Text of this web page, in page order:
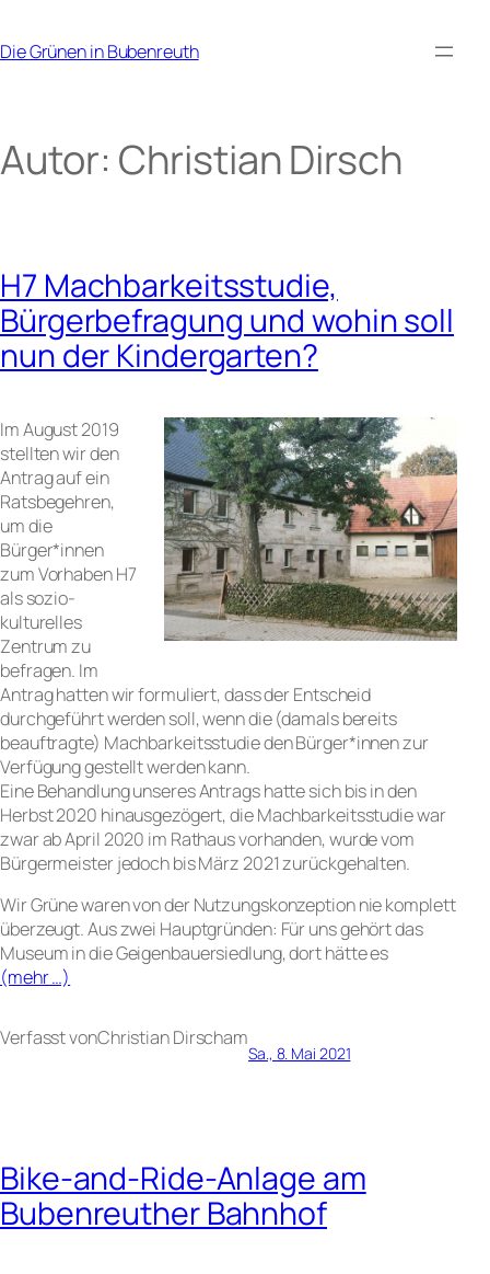
springen
Die Grünen in Bubenreuth
Autor: Christian Dirsch
H7 Machbarkeitsstudie,
Bürgerbefragung und wohin soll
nun der Kindergarten?
Im August 2019
stellten wir den
Antrag auf ein
Ratsbegehren,
um die
Bürger*innen
zum Vorhaben H7
als sozio-
kulturelles
Zentrum zu
befragen. Im
Antrag hatten wir formuliert, dass der Entscheid
durchgeführt werden soll, wenn die (damals bereits
beauftragte) Machbarkeitsstudie den Bürger*innen zur
Verfügung gestellt werden kann.
Eine Behandlung unseres Antrags hatte sich bis in den
Herbst 2020 hinausgezögert, die Machbarkeitsstudie war
zwar ab April 2020 im Rathaus vorhanden, wurde vom
Bürgermeister jedoch bis März 2021 zurückgehalten.
Wir Grüne waren von der Nutzungskonzeption nie komplett
überzeugt. Aus zwei Hauptgründen: Für uns gehört das
Museum in die Geigenbauersiedlung, dort hätte es
(mehr …)
Verfasst vonChristian Dirscham
Sa., 8. Mai 2021
Bike-and-Ride-Anlage am
Bubenreuther Bahnhof